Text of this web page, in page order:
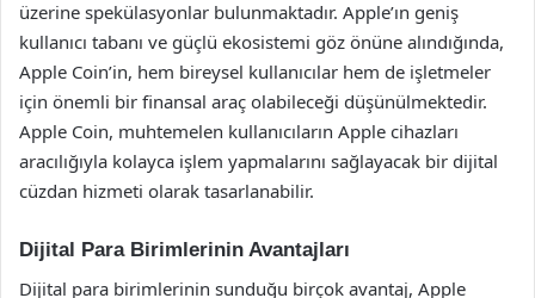
üzerine spekülasyonlar bulunmaktadır. Apple’ın geniş
kullanıcı tabanı ve güçlü ekosistemi göz önüne alındığında,
Apple Coin’in, hem bireysel kullanıcılar hem de işletmeler
için önemli bir finansal araç olabileceği düşünülmektedir.
Apple Coin, muhtemelen kullanıcıların Apple cihazları
aracılığıyla kolayca işlem yapmalarını sağlayacak bir dijital
cüzdan hizmeti olarak tasarlanabilir.
Dijital Para Birimlerinin Avantajları
Dijital para birimlerinin sunduğu birçok avantaj, Apple